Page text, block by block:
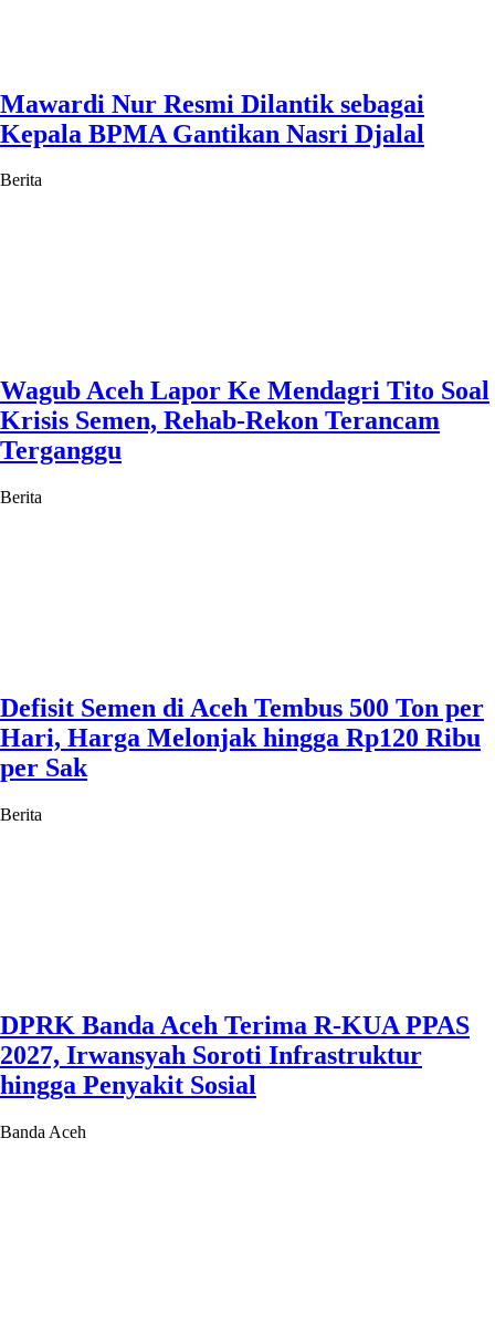
Mawardi Nur Resmi Dilantik sebagai
Kepala BPMA Gantikan Nasri Djalal
Berita
Wagub Aceh Lapor Ke Mendagri Tito Soal
Krisis Semen, Rehab-Rekon Terancam
Terganggu
Berita
Defisit Semen di Aceh Tembus 500 Ton per
Hari, Harga Melonjak hingga Rp120 Ribu
per Sak
Berita
DPRK Banda Aceh Terima R-KUA PPAS
2027, Irwansyah Soroti Infrastruktur
hingga Penyakit Sosial
Banda Aceh